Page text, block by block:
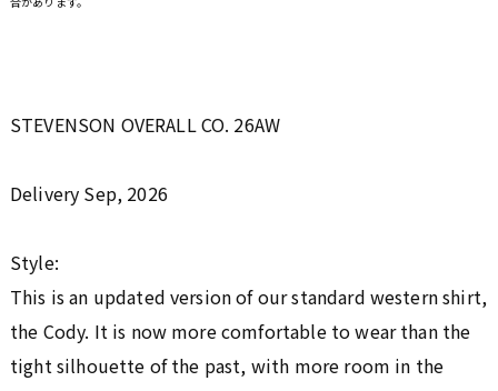
STEVENSON OVERALL CO. 26AW
Delivery Sep, 2026
Style:
This is an updated version of our standard western shirt,
the Cody. It is now more comfortable to wear than the
tight silhouette of the past, with more room in the